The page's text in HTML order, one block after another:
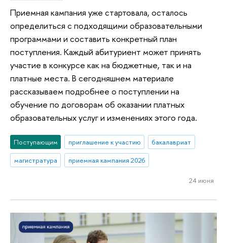
Приемная кампания уже стартовала, осталось
определиться с подходящими образовательными
программами и составить конкретный план
поступления. Каждый абитуриент может принять
участие в конкурсе как на бюджетные, так и на
платные места. В сегодняшнем материале
рассказываем подробнее о поступлении на
обучение по договорам об оказании платных
образовательных услуг и изменениях этого года.
Поступающим приглашение к участию
бакалавриат
магистратура
приемная кампания 2026
24 июня